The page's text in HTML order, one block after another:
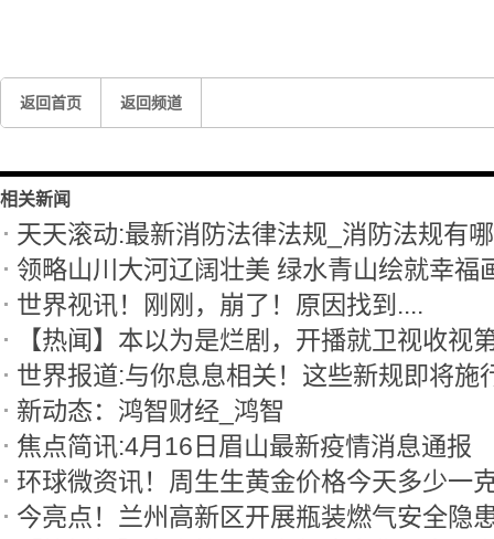
返回首页 返回频道
相关新闻
天天滚动:最新消防法律法规_消防法规有
领略山川大河辽阔壮美 绿水青山绘就幸福
世界视讯！刚刚，崩了！原因找到....
世界报道:与你息息相关！这些新规即将施
新动态：鸿智财经_鸿智
焦点简讯:4月16日眉山最新疫情消息通报